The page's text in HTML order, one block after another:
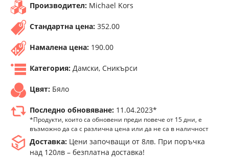
Производител: Michael Kors
Стандартна цена: 352.00
Намалена цена: 190.00
Категория: Дамски, Сникърси
Цвят: Бяло
Последно обновяване: 11.04.2023*
*Продукти, които са обновени преди повече от 15 дни, е
възможно да са с различна цена или да не са в наличност
Доставка: Цени започващи от 8лв. При поръчка
над 120лв – безплатна доставка!